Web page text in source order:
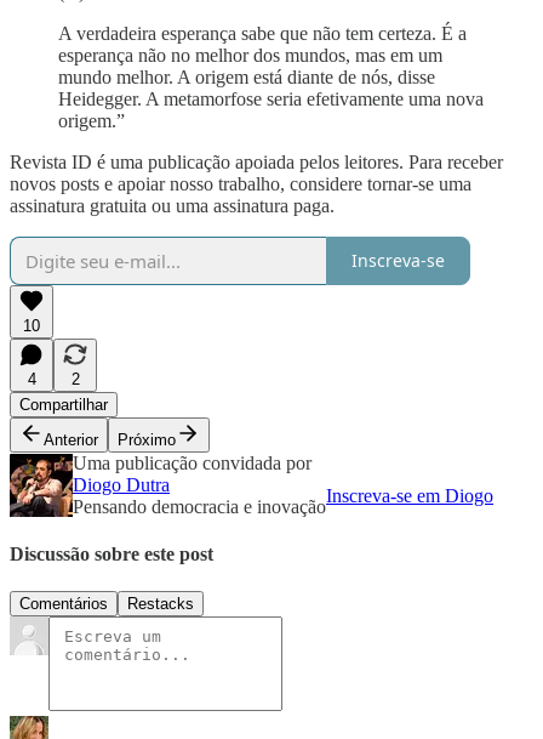
A verdadeira esperança sabe que não tem certeza. É a
esperança não no melhor dos mundos, mas em um
mundo melhor. A origem está diante de nós, disse
Heidegger. A metamorfose seria efetivamente uma nova
origem.”
Revista ID é uma publicação apoiada pelos leitores. Para receber
novos posts e apoiar nosso trabalho, considere tornar-se uma
assinatura gratuita ou uma assinatura paga.
Inscreva-se
10
4
2
Compartilhar
Anterior
Próximo
Uma publicação convidada por
Diogo Dutra
Pensando democracia e inovação
Inscreva-se em Diogo
Discussão sobre este post
Comentários Restacks